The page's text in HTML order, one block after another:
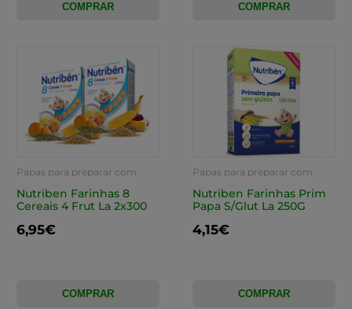
COMPRAR COMPRAR
Papas para preparar com
Nutriben Farinhas 8
Cereais 4 Frut La 2x300
6,95€
COMPRAR
Papas para preparar com
Nutriben Farinhas Prim
Papa S/Glut La 250G
4,15€
COMPRAR